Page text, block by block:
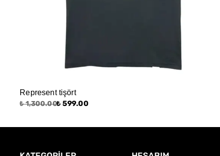
Represent tişört
₺ 1,300.00₺ 599.00